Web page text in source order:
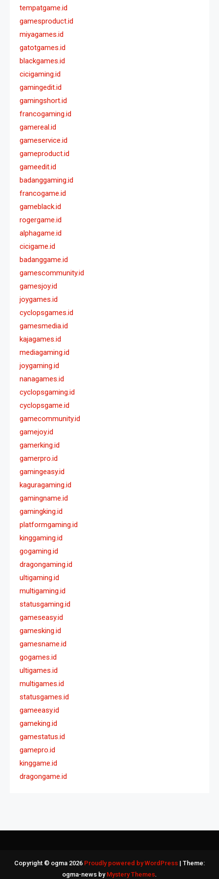
tempatgame.id
gamesproduct.id
miyagames.id
gatotgames.id
blackgames.id
cicigaming.id
gamingedit.id
gamingshort.id
francogaming.id
gamereal.id
gameservice.id
gameproduct.id
gameedit.id
badanggaming.id
francogame.id
gameblack.id
rogergame.id
alphagame.id
cicigame.id
badanggame.id
gamescommunity.id
gamesjoy.id
joygames.id
cyclopsgames.id
gamesmedia.id
kajagames.id
mediagaming.id
joygaming.id
nanagames.id
cyclopsgaming.id
cyclopsgame.id
gamecommunity.id
gamejoy.id
gamerking.id
gamerpro.id
gamingeasy.id
kaguragaming.id
gamingname.id
gamingking.id
platformgaming.id
kinggaming.id
gogaming.id
dragongaming.id
ultigaming.id
multigaming.id
statusgaming.id
gameseasy.id
gamesking.id
gamesname.id
gogames.id
ultigames.id
multigames.id
statusgames.id
gameeasy.id
gameking.id
gamestatus.id
gamepro.id
kinggame.id
dragongame.id
Copyright © ogma 2026 Proudly powered by WordPress | Theme:
ogma-news by Mystery Themes.